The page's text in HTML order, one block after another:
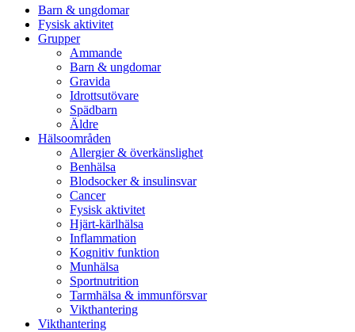
Barn & ungdomar
Fysisk aktivitet
Grupper
Ammande
Barn & ungdomar
Gravida
Idrottsutövare
Spädbarn
Äldre
Hälsoområden
Allergier & överkänslighet
Benhälsa
Blodsocker & insulinsvar
Cancer
Fysisk aktivitet
Hjärt-kärlhälsa
Inflammation
Kognitiv funktion
Munhälsa
Sportnutrition
Tarmhälsa & immunförsvar
Vikthantering
Vikthantering